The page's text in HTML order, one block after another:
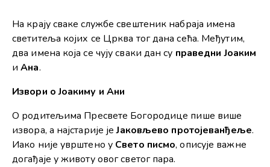
На крају сваке службе свештеник набраја имена
светитеља којих се Црква тог дана сећа. Међутим,
два имена која се чују сваки дан су праведни Јоаким
иАна.
Извори о Јоакиму и Ани
О родитељима Пресвете Богородице пише више
извора, а најстарије јеЈаковљево протојеванђеље.
Иако није уврштено у Свето писмо, описује важне
догађаје у животу овог светог пара.